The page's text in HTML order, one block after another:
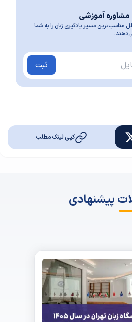
مشاوره آموزشی
مناسب‌ترین مسیر یادگیری زبان را به شما
ثبت
کپی لینک مطلب
پیشنهادی